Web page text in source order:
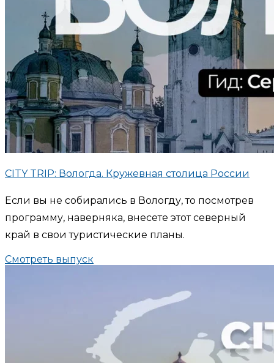
CITY TRIP: Вологда. Кружевная столица России
Если вы не собирались в Вологду, то посмотрев
программу, наверняка, внесете этот северный
край в свои туристические планы.
Смотреть выпуск